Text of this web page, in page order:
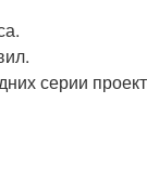
серии